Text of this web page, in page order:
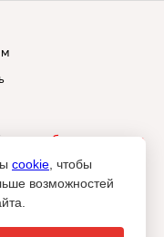
проектбрендингового
только при
cookie , чтобы
возможностей